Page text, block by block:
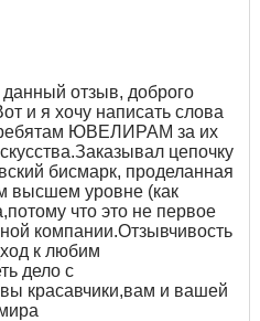
данный отзыв, доброго
и я хочу написать слова
ребятам ЮВЕЛИРАМ за их
цепочку
бисмарк, проделанная
высшем уровне (как
что это не первое
компании.Отзывчивость
к любим
дело с
красавчики,вам и вашей